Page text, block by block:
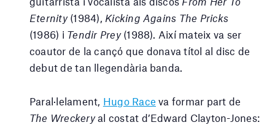
Eternity(1984), Kicking Agains The Pricks
(1986) i Tendir Prey(1988). Així mateix va ser
coautor de la cançó que donava títol al disc de
debut de tan llegendària banda.
Paral·lelament, Hugo Race va formar part de
The Wreckeryal costat d’Edward Clayton-Jones: